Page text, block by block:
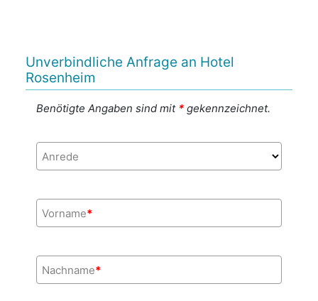
Unverbindliche Anfrage an Hotel
Rosenheim
Benötigte Angaben sind mit *gekennzeichnet.
Anrede
Vorname*
Nachname*